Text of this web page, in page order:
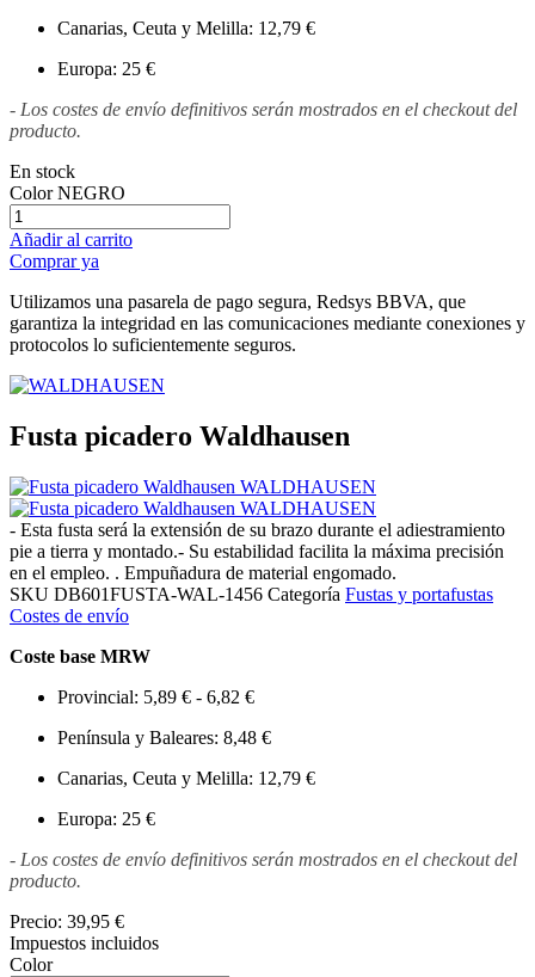
Canarias, Ceuta y Melilla: 12,79 €
Europa: 25 €
- Los costes de envío definitivos serán mostrados en el checkout del
producto.
En stock
Color NEGRO
Añadir al carrito
Comprar ya
Utilizamos una pasarela de pago segura, Redsys BBVA, que
garantiza la integridad en las comunicaciones mediante conexiones y
protocolos lo suficientemente seguros.
Fusta picadero Waldhausen
- Esta fusta será la extensión de su brazo durante el adiestramiento
pie a tierra y montado.- Su estabilidad facilita la máxima precisión
en el empleo. . Empuñadura de material engomado.
SKU DB601FUSTA-WAL-1456 Categoría Fustas y portafustas
Costes de envío
Coste base MRW
Provincial: 5,89 € - 6,82 €
Península y Baleares: 8,48 €
Canarias, Ceuta y Melilla: 12,79 €
Europa: 25 €
- Los costes de envío definitivos serán mostrados en el checkout del
producto.
Precio: 39,95 €
Impuestos incluidos
Color